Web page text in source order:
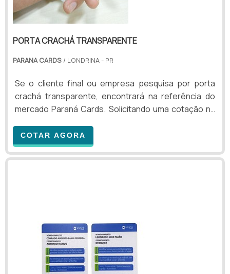
PORTA CRACHÁ TRANSPARENTE
PARANA CARDS / LONDRINA - PR
Se o cliente final ou empresa pesquisa por porta
crachá transparente, encontrará na referência do
mercado Paraná Cards. Solicitando uma cotação na
sofisticação, qualidade e preço justo em um só
lugar.ALGUNS DETALHES SOBRE PORTA CRACHÁ
TRANSPARENTEQuem pesquisa na internet por porta
COTAR AGORA